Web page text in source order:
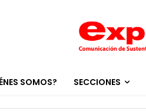
SOMOS? SECCIONES